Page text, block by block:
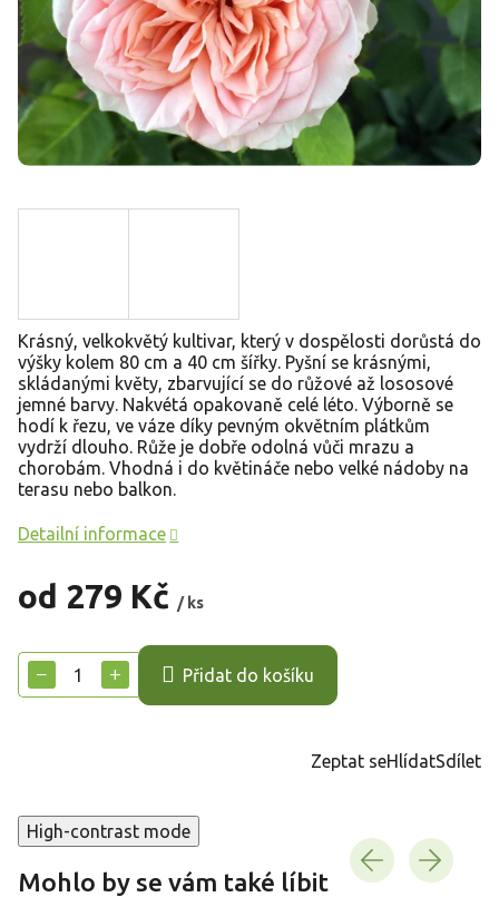
od 279 Kč / ks
cena:
+
− Přidat do košíku
Krásný, velkokvětý kultivar, který v dospělosti dorůstá do
výšky kolem 80 cm a 40 cm šířky. Pyšní se krásnými,
skládanými květy, zbarvující se do růžové až lososové
jemné barvy. Nakvétá opakovaně celé léto. Výborně se
hodí k řezu, ve váze díky pevným okvětním plátkům
vydrží dlouho. Růže je dobře odolná vůči mrazu a
chorobám. Vhodná i do květináče nebo velké nádoby na
terasu nebo balkon.
Detailní informace
Zeptat seHlídatSdílet
High-contrast mode
Mohlo by se vám také líbit